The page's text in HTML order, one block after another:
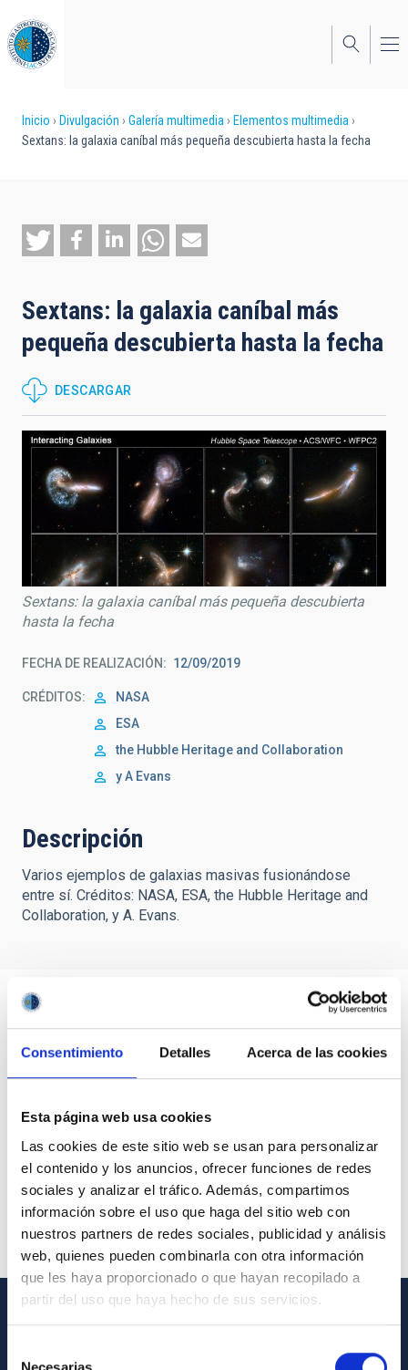
Consentimiento Detalles Acerca de las cookies
Esta página web usa cookies
Las cookies de este sitio web se usan para personalizar
el contenido y los anuncios, ofrecer funciones de redes
sociales y analizar el tráfico. Además, compartimos
información sobre el uso que haga del sitio web con
nuestros partners de redes sociales, publicidad y análisis
web, quienes pueden combinarla con otra información
que les haya proporcionado o que hayan recopilado a
partir del uso que haya hecho de sus servicios.
al
contenido
principal
Sobrescribir
enlaces
ayuda
a
navegación
Inicio Divulgación Galería multimedia
Elementos multimedia
Sextans: la galaxia caníbal más pequeña descubierta hasta la fecha
Sextans: la galaxia caníbal más
pequeña descubierta hasta la fecha
DESCARGAR
Sextans: la galaxia caníbal más pequeña descubierta
hasta la fecha
FECHA DE REALIZACIÓN 12/09/2019
CRÉDITOS
NASA
ESA
the Hubble Heritage and Collaboration
y A Evans
Descripción
Varios ejemplos de galaxias masivas fusionándose
entre sí. Créditos: NASA, ESA, the Hubble Heritage and
Collaboration, y A. Evans.